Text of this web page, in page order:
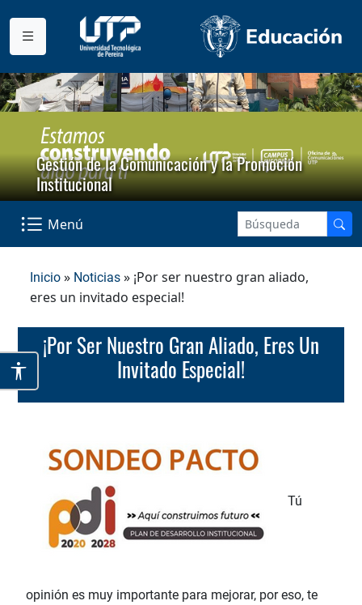
Gestión de la Comunicación y la Promoción
Institucional
Menú
Inicio » Noticias » ¡Por ser nuestro gran aliado,
eres un invitado especial!
¡Por Ser Nuestro Gran Aliado, Eres Un
Invitado Especial!
Tú
opinión es muy importante para mejorar, por eso, te